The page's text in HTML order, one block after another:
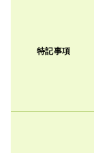
特記事項